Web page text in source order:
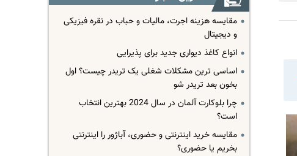
مقایسه هزینه اجرت، مالیات و حباب در نقره فیزیکی
و دیجیتال
انواع کاغذ دیواری جدید برای پذیرایی
اساسی ترین مشکلات شغلی یک تریدر چیست؟ اول
بخون بعد تریدر شو
چرا بلوکارت آلمان در سال 2024 بهترین انتخاب
است؟
مقایسه خرید اینترنتی و حضوری، آباژور را اینترنتی
بخریم یا حضوری؟